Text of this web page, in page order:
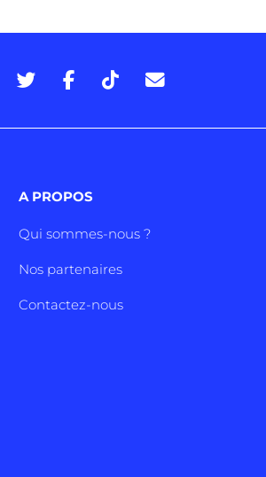
A PROPOS
Qui sommes-nous ?
Nos partenaires
Contactez-nous